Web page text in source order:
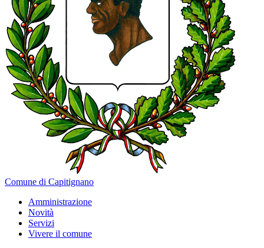
Comune di Capitignano
Amministrazione
Novità
Servizi
Vivere il comune